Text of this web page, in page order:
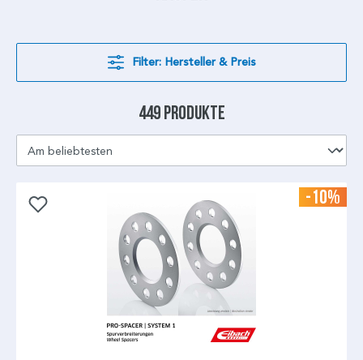
Filter: Hersteller & Preis
449 Produkte
-10%